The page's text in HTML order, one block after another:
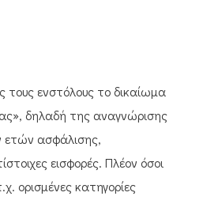
τους ενστόλους το δικαίωμα
δηλαδή της αναγνώρισης
ετών ασφάλισης,
εισφορές. Πλέον όσοι
ορισμένες κατηγορίες